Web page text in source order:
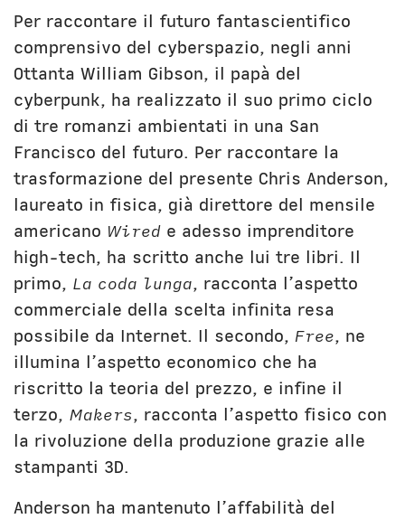
Per raccontare il futuro fantascientifico
comprensivo del cyberspazio, negli anni
Ottanta William Gibson, il papà del
cyberpunk, ha realizzato il suo primo ciclo
di tre romanzi ambientati in una San
Francisco del futuro. Per raccontare la
trasformazione del presente Chris Anderson,
laureato in fisica, già direttore del mensile
americano Wired e adesso imprenditore
high-tech, ha scritto anche lui tre libri. Il
primo, La coda lunga, racconta l’aspetto
commerciale della scelta infinita resa
possibile da Internet. Il secondo, Free, ne
illumina l’aspetto economico che ha
riscritto la teoria del prezzo, e infine il
terzo, Makers, racconta l’aspetto fisico con
la rivoluzione della produzione grazie alle
stampanti 3D.
Anderson ha mantenuto l’affabilità del